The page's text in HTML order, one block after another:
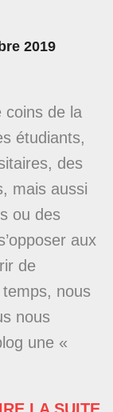
2019
coins de la
étudiants,
des
mais aussi
ou des
aux
de
nous
nous
une «